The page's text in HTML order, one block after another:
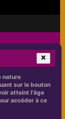
nature
sur le bouton
atteint l'âge
accéder à ce